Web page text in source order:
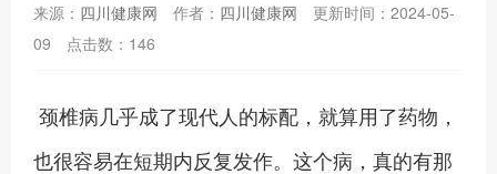
来源： 四川健康网 作者： 四川健康网
更新时间：2024-05-
09
点击数： 146
颈椎病几乎成了现代人的标配，就算用了药物，
也很容易在短期内反复发作。这个病，真的有那